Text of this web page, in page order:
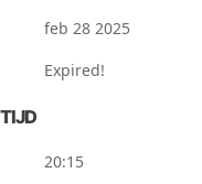
feb 28 2025
Expired!
TIJD
20:15